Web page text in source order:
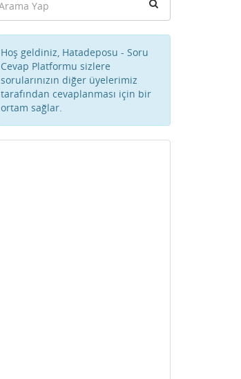
Hoş geldiniz, Hatadeposu - Soru
Cevap Platformu sizlere
sorularınızın diğer üyelerimiz
tarafından cevaplanması için bir
ortam sağlar.